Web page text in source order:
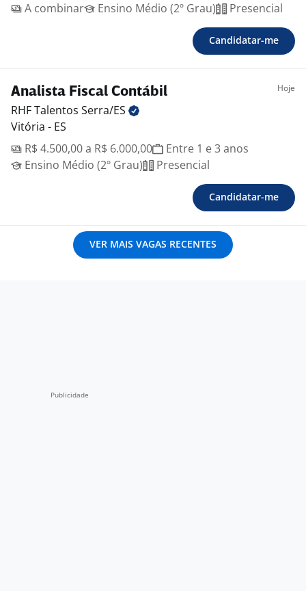
A combinar
Ensino Médio (2º Grau) Presencial
Candidatar-me
Analista Fiscal Contábil Hoje
RHF Talentos Serra/ES
Vitória - ES
R$ 4.500,00 a R$ 6.000,00
Entre 1 e 3 anos
Ensino Médio (2º Grau)
Presencial
Candidatar-me
VER MAIS VAGAS RECENTES